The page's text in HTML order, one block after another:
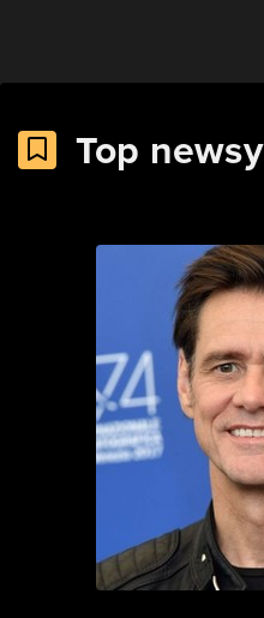
Top newsy